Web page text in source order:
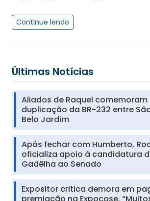
Continue lendo
Últimas Notícias
Aliados de Raquel
duplicação da BR-232 entre
Belo Jardim
Após fechar com Humberto,
oficializa apoio à candidatura
Gadêlha ao Senado
Expositor critica demora em
premiação na Expocose.